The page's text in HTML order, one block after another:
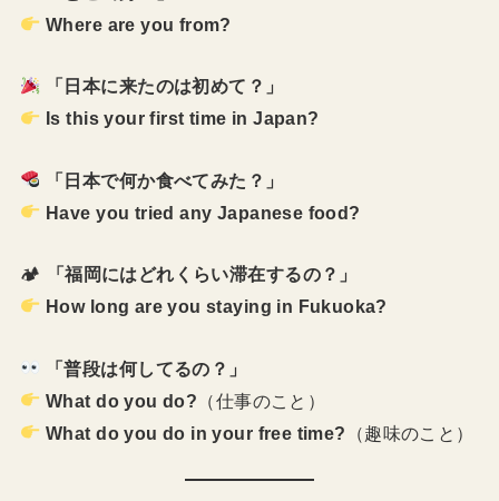
Where are you from?
「日本に来たのは初めて？」
Is this your first time in Japan?
「日本で何か食べてみた？」
Have you tried any Japanese food?
🏕
「福岡にはどれくらい滞在するの？」
How long are you staying in Fukuoka?
「普段は何してるの？」
What do you do? （仕事のこと）
What do you do in your free time? （趣味のこと）